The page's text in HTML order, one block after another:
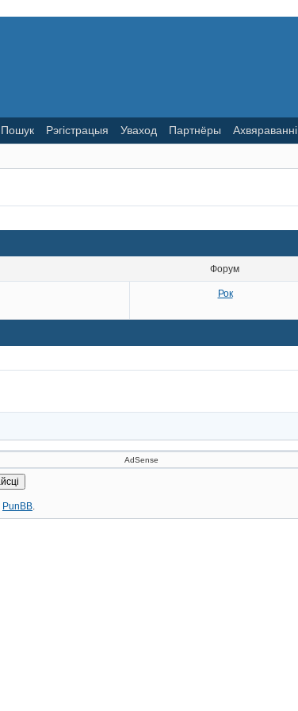
Пошук Рэгістрацыя Уваход Партнёры Ахвяраванні
Форум
Рок
AdSense
PunBB.